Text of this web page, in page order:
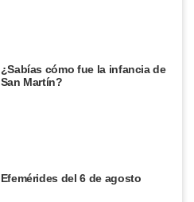
¿Sabías cómo fue la infancia de
San Martín?
Efemérides del 6 de agosto